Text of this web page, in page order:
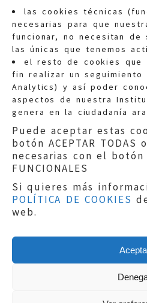
las cookies técnicas
necesarias para que
funcionar, no necesitan de
las únicas que tenemos
el resto de cookies que
fin realizar un seguimiento
Analytics) y así poder
aspectos de nuestra
genera en la ciudadanía
Puede aceptar estas
botón ACEPTAR
necesarias con el botón
FUNCIONALES
Si quieres más
POLÍTICA DE COOKIES
web.
Quejas:
Teléfonos:900
Aviso legal|
Protección de Datos
Política de
Copyright © 2019El